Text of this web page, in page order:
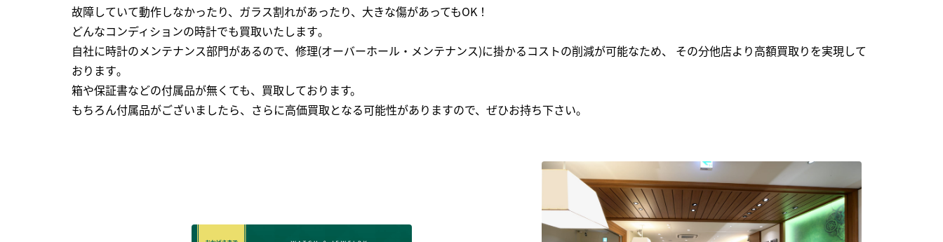
故障していて動作しなかったり、ガラス割れがあったり、大きな傷があってもOK！
どんなコンディションの時計でも買取いたします｡
自社に時計のメンテナンス部門があるので、修理(オーバーホール・メンテナンス)に掛かるコストの削減が可能なため、 その分他店より高額買取りを実現して
おります｡
箱や保証書などの付属品が無くても、買取しております。
もちろん付属品がございましたら、さらに高価買取となる可能性がありますので、ぜひお持ち下さい｡